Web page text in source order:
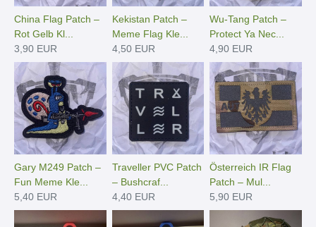
China Flag Patch –
Rot Gelb Kl...
3,90 EUR
Kekistan Patch –
Meme Flag Kle...
4,50 EUR
Wu-Tang Patch –
Protect Ya Nec...
4,90 EUR
Gary M249 Patch –
Fun Meme Kle...
5,40 EUR
Traveller PVC Patch
– Bushcraf...
4,40 EUR
Österreich IR Flag
Patch – Mul...
5,90 EUR